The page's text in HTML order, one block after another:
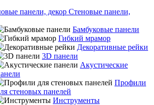
Стеновые панели,
Бамбуковые панели
Гибкий мрамор
Декоративные рейки
3D панели
Акустические
Профили
стеновых панелей
Инструменты